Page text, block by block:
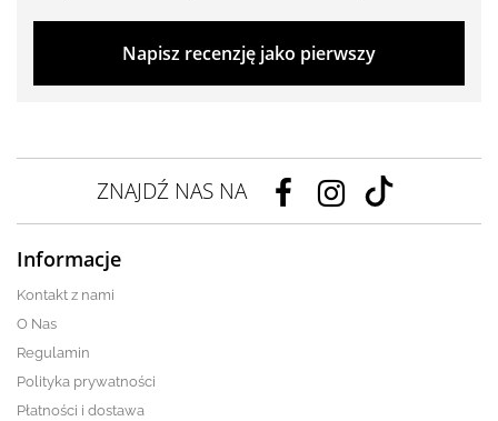
Napisz recenzję jako pierwszy
ZNAJDŹ NAS NA
Informacje
Kontakt z nami
O Nas
Regulamin
Polityka prywatności
Płatności i dostawa